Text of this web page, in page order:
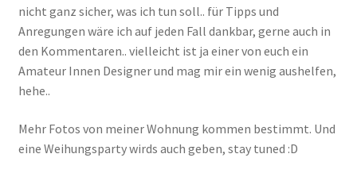
nicht ganz sicher, was ich tun soll.. für Tipps und
Anregungen wäre ich auf jeden Fall dankbar, gerne auch in
den Kommentaren.. vielleicht ist ja einer von euch ein
Amateur Innen Designer und mag mir ein wenig aushelfen,
hehe..
Mehr Fotos von meiner Wohnung kommen bestimmt. Und
eine Weihungsparty wirds auch geben, stay tuned :D